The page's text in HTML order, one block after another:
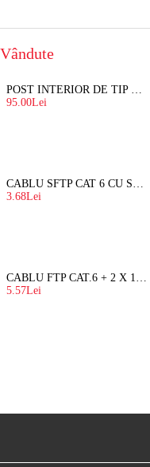
POST INTERIOR DE TIP TELEFON RESEL, T8018 PENTRU INTERFON DE BLOC
95.00Lei
CABLU SFTP CAT 6 CU SUFA, DE EXTERIOR 8 FIRE X 0,56 MM
3.68Lei
CABLU FTP CAT.6 + 2 X 1.5 MM2 ( LITAT ) CU SUFA
5.57Lei